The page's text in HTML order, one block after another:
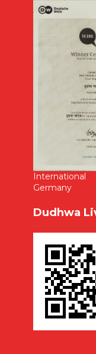
Germany
Dudhwa